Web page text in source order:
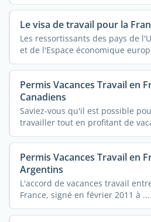
Le visa de travail pour la
Les ressortissants des pays de
et de l'Espace économique
Permis Vacances Travail en
Canadiens
Saviez-vous qu'il est possible
travailler tout en profitant de
Permis Vacances Travail en
Argentins
L'accord de vacances travail
France, signé en février 2011 à ...